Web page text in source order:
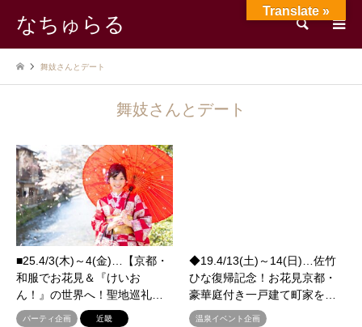
なちゅらる 検索
舞妓さんとデート
舞妓さんとデート
■25.4/3(木)～4(金)…【京都・
和服でお花見＆『けいお
ん！』の世界へ！聖地巡礼…
パーティ企画 近畿
◆19.4/13(土)～14(日)…佐竹
ひな復帰記念！お花見京都・
豪華庭付き一戸建て町家を…
温泉イベント企画
Translate »